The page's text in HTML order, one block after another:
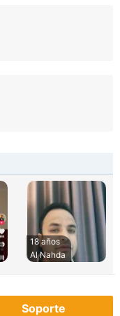
18 años
Al Nahda
Soporte